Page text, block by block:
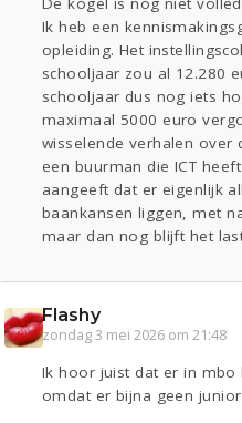
Ik heb een
opleiding. Het
schooljaar zou al 12.280
schooljaar dus nog iets
maximaal 5000 euro
wisselende verhalen over
een buurman die ICT
aangeeft dat er eigenlijk
baankansen liggen, met
maar dan nog blijft het
Flashy
zondag 3 mei 2026 om 21:48
Ik hoor juist dat er in mbo
omdat er bijna geen